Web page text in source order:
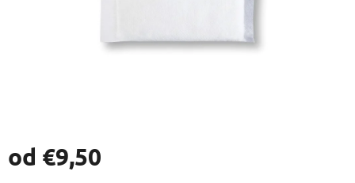
od €9,50